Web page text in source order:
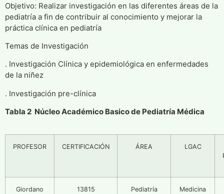
Objetivo: Realizar investigación en las diferentes áreas de la
pediatría a fin de contribuir al conocimiento y mejorar la
práctica clínica en pediatría
Temas de Investigación
. Investigación Clínica y epidemiológica en enfermedades
de la niñez
. Investigación pre-clínica
Tabla 2 Núcleo Académico Basico de Pediatría Médica
PROFESOR CERTIFICACIÓN ÁREA
LGAC
Giordano
13815 Pediatría
Medicina